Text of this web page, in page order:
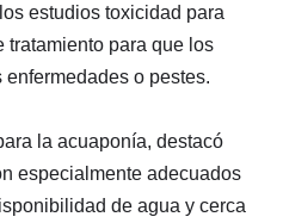
estudios toxicidad para
tratamiento para que los
o pestes.
la acuaponía, destacó
especialmente adecuados
de agua y cerca